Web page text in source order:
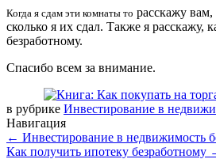
Когда я сдам эти комнаты то расскажу
сколько я их сдал. Также я расскажу,
безработному.
Спасибо всем за внимание.
в рубрике Инвестирование в
Навигация
← Инвестирование в недвижимость
Как получить ипотеку безработному